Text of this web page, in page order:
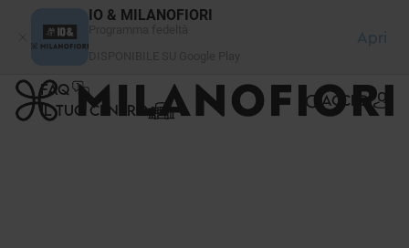
IO & MILANOFIORI
Apri
FAQ
IL TUO CENTRO
ACCEDI
Pannello di gestione dei cookies